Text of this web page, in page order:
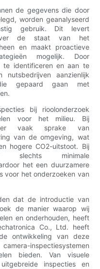
de gegevens die door
worden geanalyseerd
gebruik. Dit levert
de staat van het
en maakt proactieve
mogelijk. Door
te identificeren en aan te
nutsbedrijven aanzienlijk
gepaard gaan met
bij rioolonderzoek
voor het milieu. Bij
er vaak sprake van
van de omgeving, wat
hogere CO2-uitstoot. Bij
slechts minimale
het een duurzamere
voor het onderzoeken van
dat de introductie van
de manier waarop wij
en onderhouden, heeft
Co., Ltd. heeft
ontwikkeling van deze
inspectiesystemen
bieden. Van visuele
inspecties en